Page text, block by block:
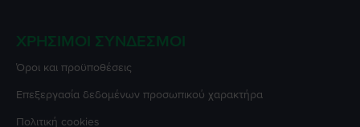
ΧΡΉΣΙΜΟΙ ΣΎΝΔΕΣΜΟΙ
Όροι και προϋποθέσεις
Επεξεργασία δεδομένων προσωπικού χαρακτήρα
Πολιτική cookies